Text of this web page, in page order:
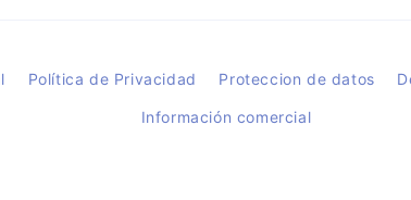
Política de Privacidad Proteccion de datos
Información comercial